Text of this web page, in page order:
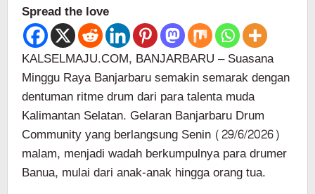
Spread the love
KALSELMAJU.COM, BANJARBARU – Suasana
Minggu Raya Banjarbaru semakin semarak dengan
dentuman ritme drum dari para talenta muda
Kalimantan Selatan. Gelaran Banjarbaru Drum
Community yang berlangsung Senin (29/6/2026)
malam, menjadi wadah berkumpulnya para drumer
Banua, mulai dari anak-anak hingga orang tua.